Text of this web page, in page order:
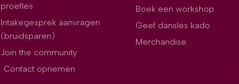
proefles
Intakegesprek aanvragen
(bruidsparen)
Join the community
Contact opnemen
Boek een workshop
Geef dansles kado
Merchandise